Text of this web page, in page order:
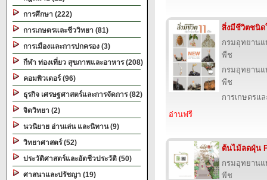
การศึกษา (222)
การเกษตรและชีววิทยา (81)
การเมืองและการปกครอง (3)
กีฬา ท่องเที่ยว สุขภาพและอาหาร (208)
คอมพิวเตอร์ (96)
ธุรกิจ เศรษฐศาสตร์และการจัดการ (82)
จิตวิทยา (2)
นวนิยาย อ่านเล่น และนิทาน (9)
วิทยาศาสตร์ (52)
ประวัติศาสตร์และอัตชีวประวัติ (50)
ศาสนาและปรัชญา (19)
สิ่งมีชีวิตชนิด
กรมอุทยาน
พืช
กรมอุทยาน
พืช
การเกษตรแ
อ่านฟรี
ต้นไม้ลดฝุ่น
กรมอุทยาน
พืช